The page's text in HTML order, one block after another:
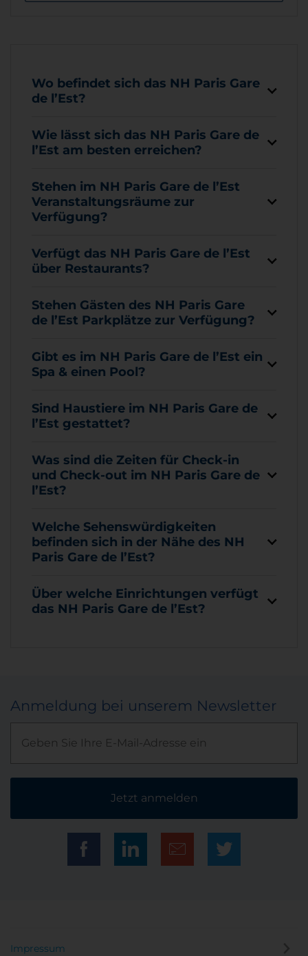
Wo befindet sich das NH Paris Gare
de l’Est?
Wie lässt sich das NH Paris Gare de
l’Est am besten erreichen?
Stehen im NH Paris Gare de l’Est
Veranstaltungsräume zur
Verfügung?
Verfügt das NH Paris Gare de l’Est
über Restaurants?
Stehen Gästen des NH Paris Gare
de l’Est Parkplätze zur Verfügung?
Gibt es im NH Paris Gare de l’Est ein
Spa & einen Pool?
Sind Haustiere im NH Paris Gare de
l’Est gestattet?
Was sind die Zeiten für Check-in
und Check-out im NH Paris Gare de
l’Est?
Welche Sehenswürdigkeiten
befinden sich in der Nähe des NH
Paris Gare de l’Est?
Über welche Einrichtungen verfügt
das NH Paris Gare de l’Est?
Anmeldung bei unserem Newsletter
Jetzt anmelden
Impressum